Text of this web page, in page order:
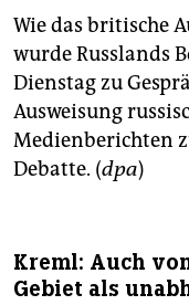
Wie das britische
wurde Russlands
Dienstag zu
Ausweisung
Medienberichten
Debatte. (dpa)
Kreml: Auch
Gebiet als